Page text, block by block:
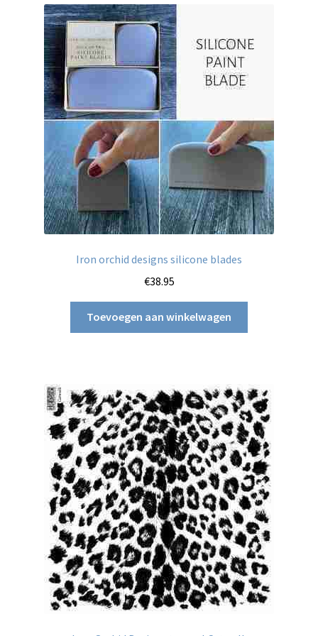
Iron orchid designs silicone blades
€38.95
Toevoegen aan winkelwagen